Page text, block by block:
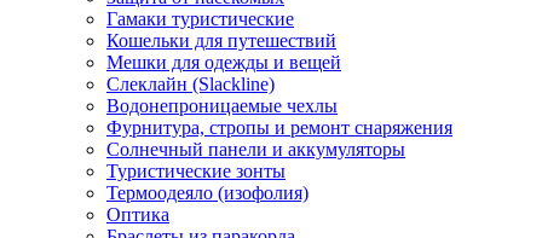
Гамаки туристические
Кошельки для путешествий
Мешки для одежды и вещей
Слеклайн (Slackline)
Водонепроницаемые чехлы
Фурнитура, стропы и ремонт снаряжения
Солнечный панели и аккумуляторы
Туристические зонты
Термоодеяло (изофолия)
Оптика